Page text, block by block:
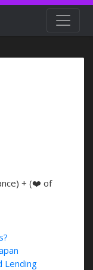
+ (❤️ of
Lending